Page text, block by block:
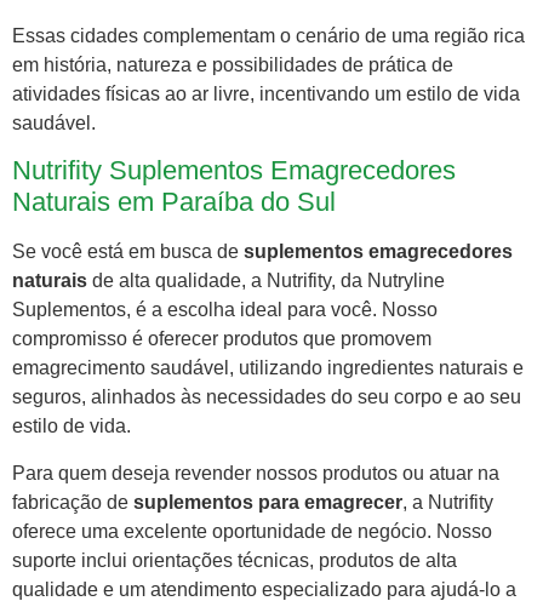
Essas cidades complementam o cenário de uma região rica
em história, natureza e possibilidades de prática de
atividades físicas ao ar livre, incentivando um estilo de vida
saudável.
Nutrifity Suplementos Emagrecedores
Naturais em Paraíba do Sul
Se você está em busca de suplementos emagrecedores
naturais de alta qualidade, a Nutrifity, da Nutryline
Suplementos, é a escolha ideal para você. Nosso
compromisso é oferecer produtos que promovem
emagrecimento saudável, utilizando ingredientes naturais e
seguros, alinhados às necessidades do seu corpo e ao seu
estilo de vida.
Para quem deseja revender nossos produtos ou atuar na
fabricação de suplementos para emagrecer, a Nutrifity
oferece uma excelente oportunidade de negócio. Nosso
suporte inclui orientações técnicas, produtos de alta
qualidade e um atendimento especializado para ajudá-lo a